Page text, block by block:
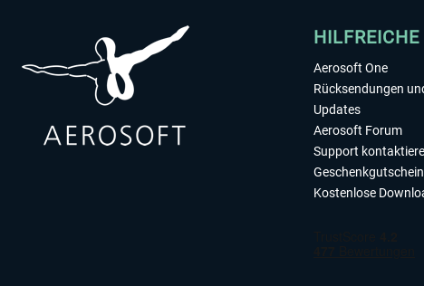
Aerosoft One
Rücksendungen
Updates
Aerosoft Forum
Support
Kostenlose